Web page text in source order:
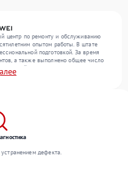
центр по ремонту и обслуживанию
опытом работы. В штате
подготовкой. За время
а также выполнено общее число
центр поступает свыше 300
различного уровня сложности и
дефекта.